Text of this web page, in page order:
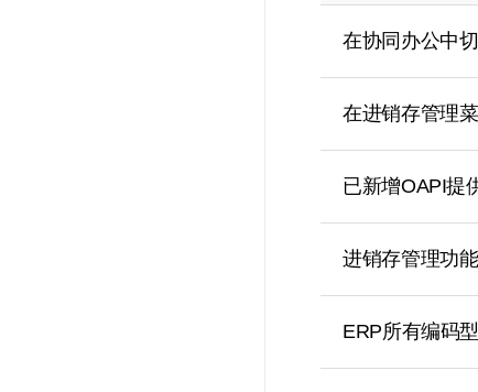
在协同办公中
在进销存管理
已新增OAPI提
进销存管理功
ERP所有编码